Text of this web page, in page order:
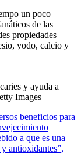
un poco
de las
propiedades
yodo, calcio y
y ayuda a
Images
beneficios para
a que es una
antioxidantes”,